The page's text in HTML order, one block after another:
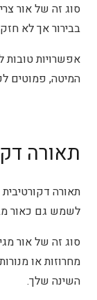
סוג זה של אור
בבירור אך לא
אפשרויות טובות
המיטה, פמוטים
תאורה
תאורה
לשמש גם כאור
סוג זה של אור
מחרוזות או
השינה שלך.